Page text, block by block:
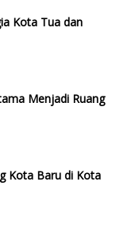
Kota Tua dan
Menjadi Ruang
Kota Baru di Kota